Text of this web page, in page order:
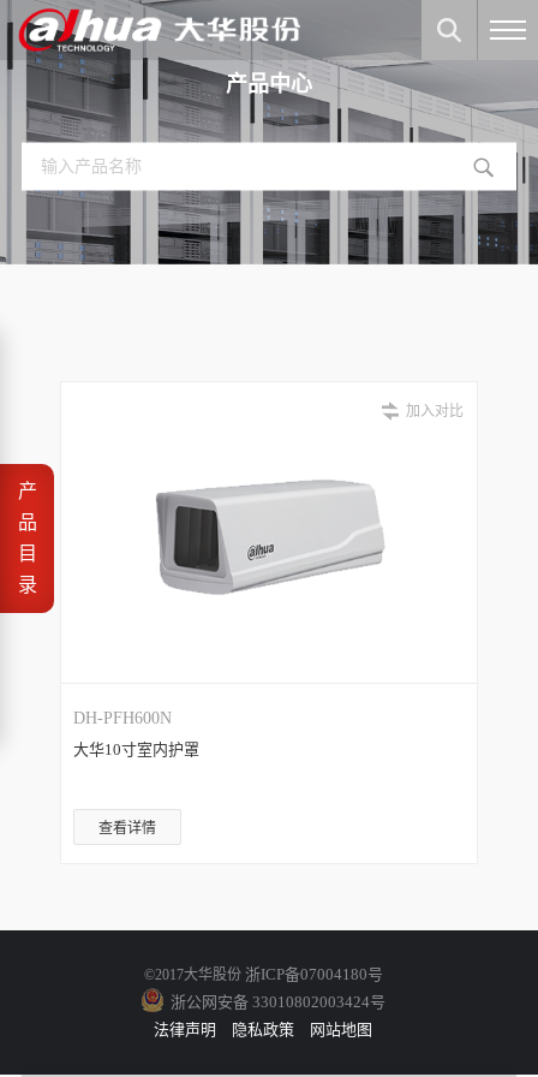
产品中心
产
品
目
录
加入对比
DH-PFH600N
大华10寸室内护罩
查看详情
©2017大华股份 浙ICP备07004180号
浙公网安备 33010802003424号
法律声明
隐私政策 网站地图